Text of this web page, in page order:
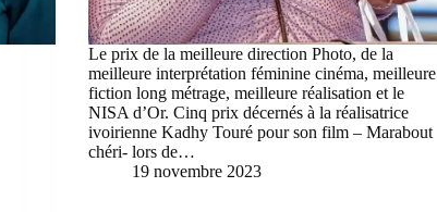
Le prix de la meilleure direction Photo, de la
meilleure interprétation féminine cinéma, meilleure
fiction long métrage, meilleure réalisation et le
NISA d’Or. Cinq prix décernés à la réalisatrice
ivoirienne Kadhy Touré pour son film – Marabout
chéri- lors de…
19 novembre 2023